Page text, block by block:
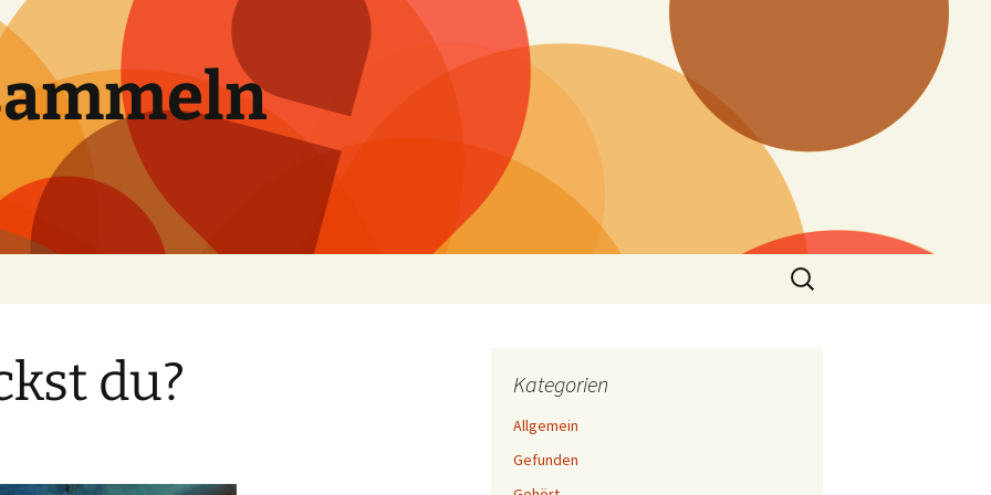
Suchen
nach:
du? Kategorien
Allgemein
Gefunden